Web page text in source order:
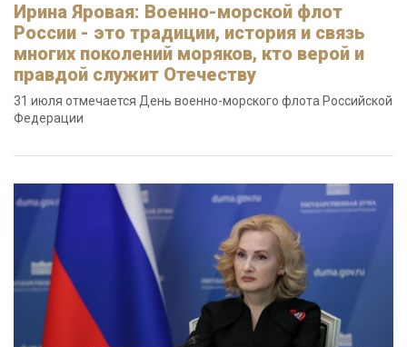
Ирина Яровая: Военно-морской флот
России - это традиции, история и связь
многих поколений моряков, кто верой и
правдой служит Отечеству
31 июля отмечается День военно-морского флота Российской
Федерации